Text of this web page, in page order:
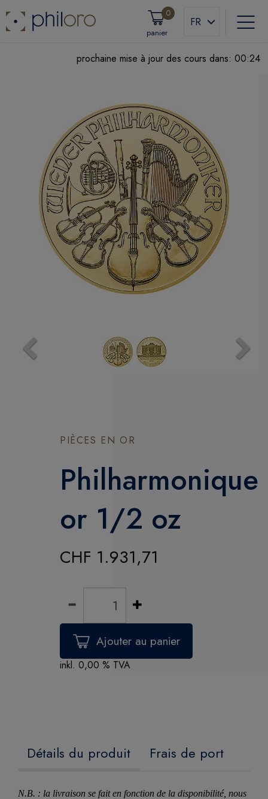
FR
panier
0
prochaine mise à jour des cours dans: 00:23
PIÈCES EN OR
Philharmonique
or 1/2 oz
CHF 1.931,71
inkl. 0,00 % TVA
Détails du produit Frais de port
N.B. : la livraison se fait en fonction de la disponibilité, nous